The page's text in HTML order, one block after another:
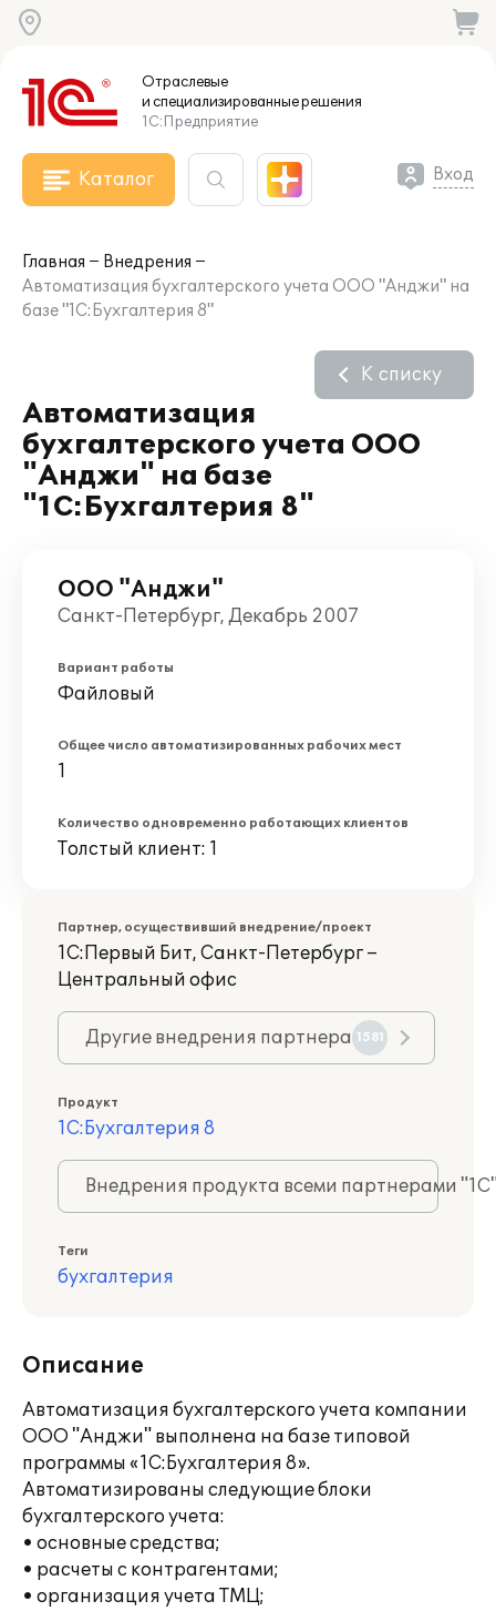
Отраслевые
и специализированныерешения
1С:Предприятие
Каталог Вход
Главная
Внедрения
Автоматизация бухгалтерского учета ООО "Анджи" на
базе "1С:Бухгалтерия 8"
Автоматизация
бухгалтерского учета ООО
"Анджи" на базе
"1С:Бухгалтерия 8"
К списку
ООО "Анджи"
Санкт-Петербург, Декабрь 2007
Вариант работы
Файловый
Общее число автоматизированных рабочих мест
1
Количество одновременно работающих клиентов
Толстый клиент: 1
Партнер, осуществивший внедрение/проект
1С:Первый Бит, Санкт-Петербург –
Центральный офис
Другие внедрения партнера 1581
Продукт
1С:Бухгалтерия 8
Внедрения продукта всеми партнерами
Теги
бухгалтерия
Описание
Автоматизация бухгалтерского учета компании
ООО "Анджи" выполнена на базе типовой
программы «1С:Бухгалтерия 8».
Автоматизированы следующие блоки
бухгалтерского учета:
• основные средства;
• расчеты с контрагентами;
• организация учета ТМЦ;